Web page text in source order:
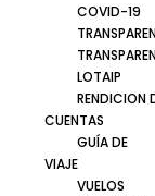
COVID-19
LOTAIP
RENDICION
CUENTAS
GUÍA DE
VIAJE
VUELOS